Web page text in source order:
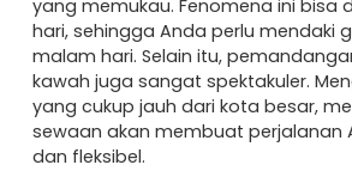
yang memukau. Fenomena ini bisa
hari, sehingga Anda perlu mendaki
malam hari. Selain itu,
kawah juga sangat spektakuler.
yang cukup jauh dari kota besar,
sewaan akan membuat perjalanan
dan fleksibel.